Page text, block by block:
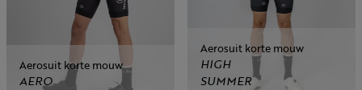
Aerosuit korte mouw
AERO
Aerosuit korte mouw
HIGH
SUMMER